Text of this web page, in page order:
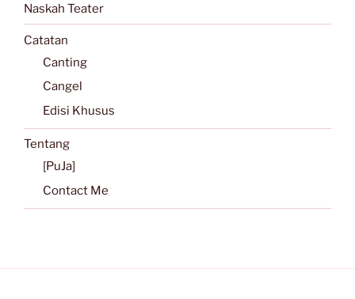
Naskah Teater
Catatan
Canting
Cangel
Edisi Khusus
Tentang
[PuJa]
Contact Me